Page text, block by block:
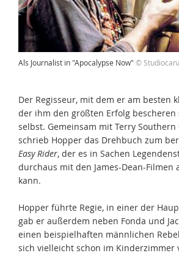
Als Journalist in "Apocalypse Now" ©
Der Regisseur, mit dem er am besten
der ihm den größten Erfolg bescheren
selbst. Gemeinsam mit Terry Southern
schrieb Hopper das Drehbuch zum
Easy Rider, der es in Sachen
durchaus mit den James-Dean-Filmen
kann.
Hopper führte Regie, in einer der
gab er außerdem neben Fonda und
einen beispielhaften männlichen
sich vielleicht schon im Kinderzimmer